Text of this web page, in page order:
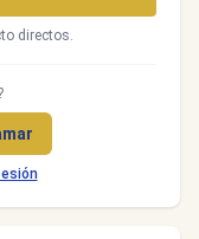
directos.